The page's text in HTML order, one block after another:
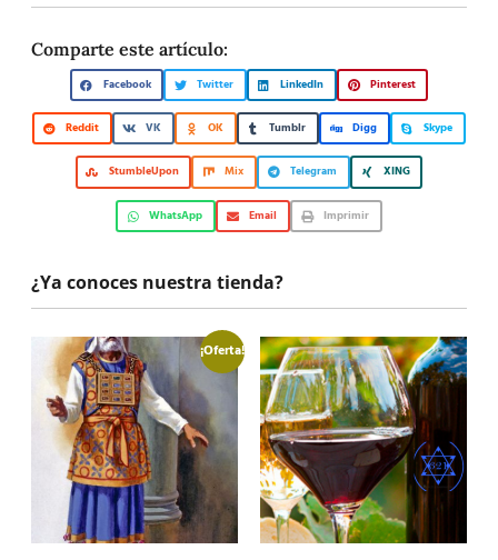
Comparte este artículo:
Facebook Twitter LinkedIn Pinterest
Reddit VK OK Tumblr Digg Skype
StumbleUpon Mix Telegram XING
WhatsApp Email Imprimir
¿Ya conoces nuestra tienda?
¡Oferta!